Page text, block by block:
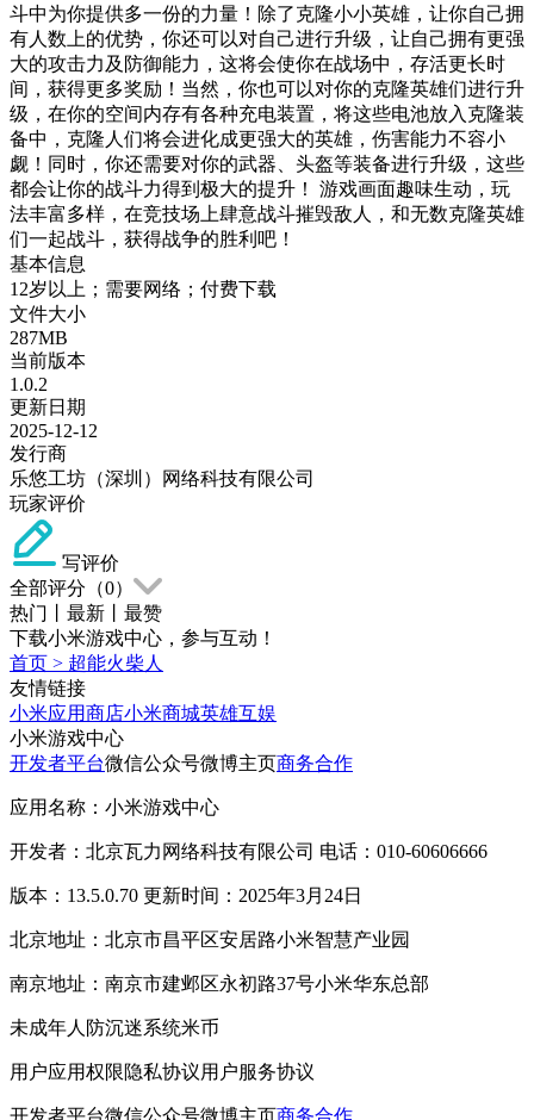
斗中为你提供多一份的力量！除了克隆小小英雄，让你自己拥
有人数上的优势，你还可以对自己进行升级，让自己拥有更强
大的攻击力及防御能力，这将会使你在战场中，存活更长时
间，获得更多奖励！当然，你也可以对你的克隆英雄们进行升
级，在你的空间内存有各种充电装置，将这些电池放入克隆装
备中，克隆人们将会进化成更强大的英雄，伤害能力不容小
觑！同时，你还需要对你的武器、头盔等装备进行升级，这些
都会让你的战斗力得到极大的提升！ 游戏画面趣味生动，玩
法丰富多样，在竞技场上肆意战斗摧毁敌人，和无数克隆英雄
们一起战斗，获得战争的胜利吧！
基本信息
12岁以上；需要网络；付费下载
文件大小
287MB
当前版本
1.0.2
更新日期
2025-12-12
发行商
乐悠工坊（深圳）网络科技有限公司
玩家评价
写评价
全部评分（0）
热门
最新
最赞
下载小米游戏中心，参与互动！
首页 > 超能火柴人
友情链接
小米应用商店小米商城英雄互娱
小米游戏中心
开发者平台微信公众号微博主页商务合作
应用名称：小米游戏中心
开发者：北京瓦力网络科技有限公司 电话：010-60606666
版本：13.5.0.70 更新时间：2025年3月24日
北京地址：北京市昌平区安居路小米智慧产业园
南京地址：南京市建邺区永初路37号小米华东总部
未成年人防沉迷系统米币
用户应用权限隐私协议用户服务协议
开发者平台微信公众号微博主页商务合作